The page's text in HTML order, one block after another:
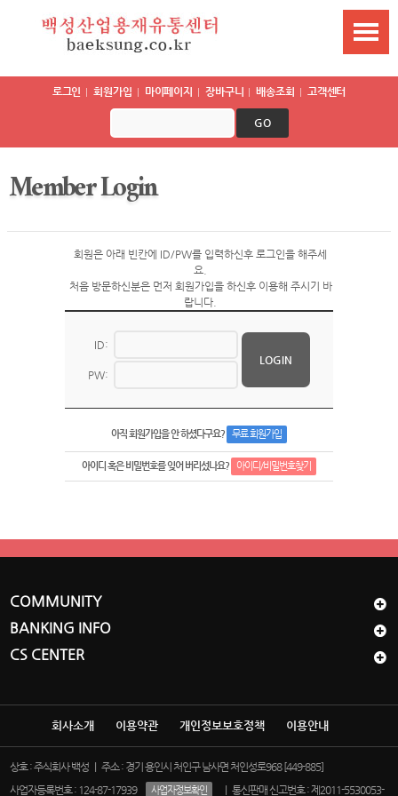
로그인 회원가입 마이페이지 장바구니 배송조회 고객센터
GO
Member Login
회원은 아래 빈칸에 ID/PW를 입력하신후 로그인을 해주세
요.
처음 방문하신분은 먼저 회원가입을 하신후 이용해 주시기 바
랍니다.
ID:
PW:
LOGIN
아직 회원가입을 안 하셨다구요? 무료 회원가입
아이디 혹은 비밀번호를 잊어 버리섰나요? 아이디/비밀번호찾기
COMMUNITY
BANKING INFO
CS CENTER
회사소개 이용약관 개인정보보호정책 이용안내
상호 : 주식회사 백성 ｜ 주소 : 경기 용인시 처인구 남사면 처인성로968 [449-885]
사업자등록번호 : 124-87-17939
사업자정보확인 ｜ 통신판매 신고번호 : 제2011-5530053-